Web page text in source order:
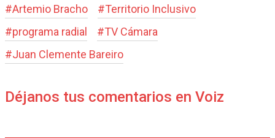
#Artemio Bracho #Territorio Inclusivo
#programa radial #TV Cámara
#Juan Clemente Bareiro
Déjanos tus comentarios en Voiz